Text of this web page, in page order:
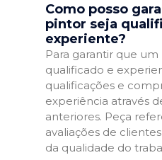
Como posso
pintor seja
experiente?
Para garantir que um
qualificado e
qualificações e
experiência através
anteriores. Peça
avaliações de
da qualidade do